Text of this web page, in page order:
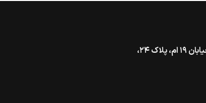
تهران، خیابان گاندی جنوبی، بالاتر از بزرگراه شهید همت، خیابان ۱۹ ام، پلاک ۲۴،